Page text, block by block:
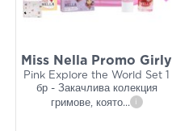
Miss Nella Promo Girly
Pink Explore the World Set 1
бр - Закачлива колекция
гримове, която... i